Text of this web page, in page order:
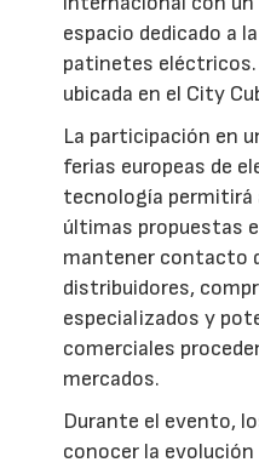
espacio dedicado a
patinetes
ubicada en el City
La participación en
ferias europeas de
tecnología permitirá
últimas propuestas
mantener contacto
distribuidores,
especializados y
comerciales
mercados.
Durante el evento,
conocer la